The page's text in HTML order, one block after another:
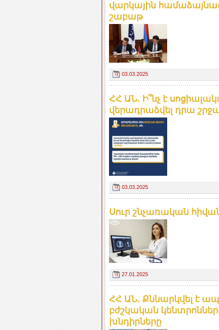
վարկային
շաբաթ
03.03.2025
ՀՀ ԱՆ. Ի՞նչ է
վերադրաձվել դրա
03.03.2025
Սուր շնչառական
27.01.2025
ՀՀ ԱՆ. Քննարկվել է
բժշկական
խնդիրները